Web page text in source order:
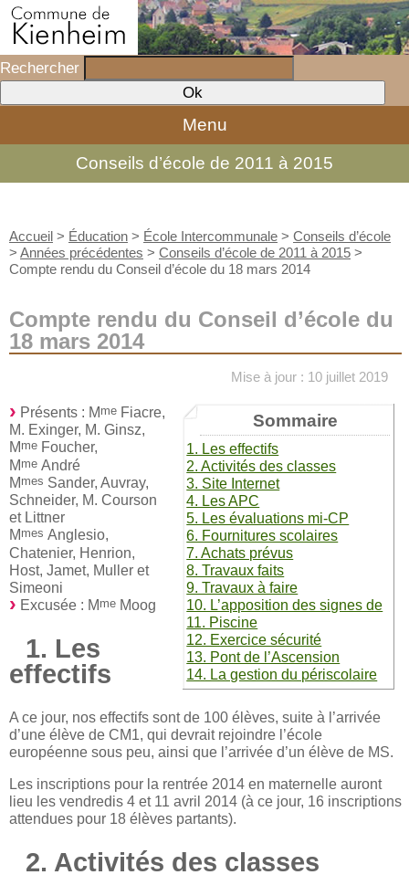
Rechercher
Menu
Conseils d’école de 2011 à 2015
Accueil > Éducation > École Intercommunale > Conseils d’école
> Années précédentes > Conseils d’école de 2011 à 2015 >
Compte rendu du Conseil d’école du 18 mars 2014
Compte rendu du Conseil d’école du
18 mars 2014
Mise à jour : 10 juillet 2019
Sommaire
1. Les effectifs
2. Activités des classes
3. Site Internet
4. Les APC
5. Les évaluations mi-CP
6. Fournitures scolaires
7. Achats prévus
8. Travaux faits
9. Travaux à faire
10. L’apposition des signes de
11. Piscine
12. Exercice sécurité
13. Pont de l’Ascension
14. La gestion du périscolaire
Présents : Mme Fiacre,
M. Exinger, M. Ginsz,
M me Foucher,
Mme André
M mes Sander, Auvray,
Schneider, M. Courson
et Littner
M mes Anglesio,
Chatenier, Henrion,
Host, Jamet, Muller et
Simeoni
Excusée : Mme Moog
1. Les
effectifs
A ce jour, nos effectifs sont de 100 élèves, suite à l’arrivée
d’une élève de CM1, qui devrait rejoindre l’école
européenne sous peu, ainsi que l’arrivée d’un élève de MS.
Les inscriptions pour la rentrée 2014 en maternelle auront
lieu les vendredis 4 et 11 avril 2014 (à ce jour, 16 inscriptions
attendues pour 18 élèves partants).
2. Activités des classes